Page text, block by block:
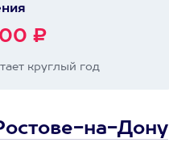
₽
круглый год
на-Дону